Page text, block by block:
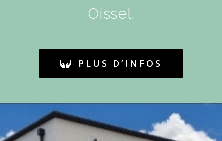
Oissel.
PLUS D’INFOS